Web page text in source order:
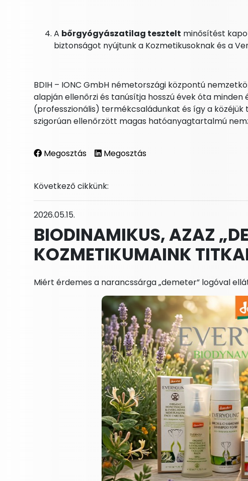
A bőrgyógyászatilag tesztelt minősítést
biztonságot nyújtunk a Kozmetikusoknak és a
BDIH – IONC GmbH németországi központú
alapján ellenőrzi és tanúsítja hosszú évek óta minden
(professzionális) termékcsaládunkat és így a közéjük
szigorúan ellenőrzött magas hatóanyagtartalmú
Megosztás Megosztás
Következő cikkünk:
2026.05.15.
BIODINAMIKUS, AZAZ
KOZMETIKUMAINK
Miért érdemes a narancssárga „demeter” logóval